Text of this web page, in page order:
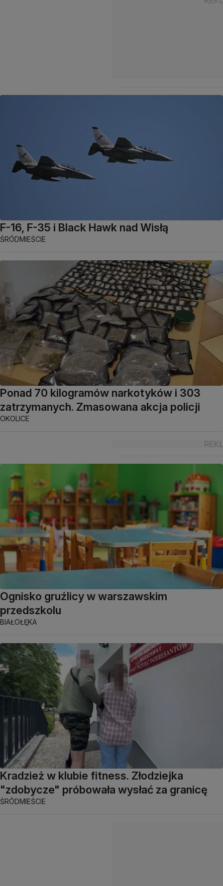
F-16, F-35 i Black Hawk nad Wisłą
ŚRÓDMIEŚCIE
Ponad 70 kilogramów narkotyków i 303
zatrzymanych. Zmasowana akcja policji
OKOLICE
Ognisko gruźlicy w warszawskim
przedszkolu
BIAŁOŁĘKA
Kradzież w klubie fitness. Złodziejka
"zdobycze" próbowała wysłać za granicę
ŚRÓDMIEŚCIE